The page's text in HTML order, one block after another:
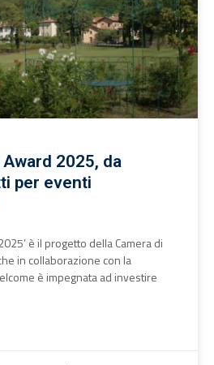
2025, da
per eventi
è il progetto della Camera di
in collaborazione con la
è impegnata ad investire